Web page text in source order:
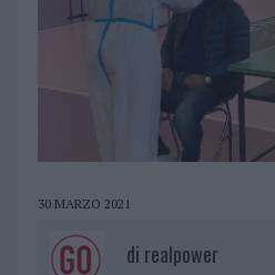
30 MARZO 2021
di realpower